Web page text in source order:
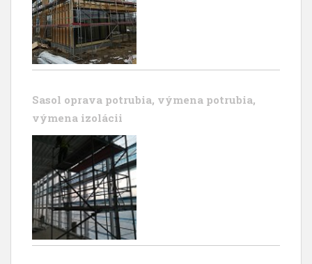
Sasol oprava potrubia, výmena potrubia,
výmena izolácii